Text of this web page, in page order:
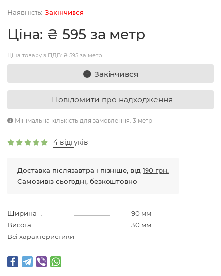
Закiнчився
Цiна: ₴ 595 за метр
Ціна товару з ПДВ: ₴ 595 за метр
Закінчився
Повідомити про надходження
Мінімальна кількість для замовлення: 3 метр
4 відгуків
Доставка післязавтра і пізніше, від 190 грн.
Самовивіз сьогодні, безкоштовно
Ширина
90 мм
Висота
30 мм
Всі характеристики